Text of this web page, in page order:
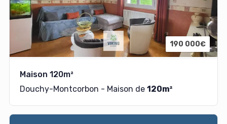
190 000€
Maison 120m²
Douchy-Montcorbon - Maison de 120m²